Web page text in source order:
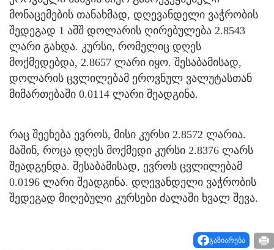
მონაცემების თანახმად, დღევანდელი ვაჭრობის
შედეგად 1 აშშ დოლარის ღირებულება 2.8543
ლარი გახდა. კურსი, რომელიც დღეს
მოქმედებდა, 2.8657 ლარი იყო. შესაბამისად,
დოლარის ცვლილებამ ეროვნულ ვალუტასთან
მიმართებაში 0.0114 ლარი შეადგინა.
რაც შეეხება ევროს, მისი კურსი 2.8572 ლარია.
მაშინ, როცა დღეს მოქმედი კურსი 2.8376 ლარს
შეადგენდა. შესაბამისად, ევროს ცვლილებამ
0.0196 ლარი შეადგინა. დღევანდელი ვაჭრობის
შედეგად მიღებული კურსები ძალაში ხვალ შევა.
გაზიარება